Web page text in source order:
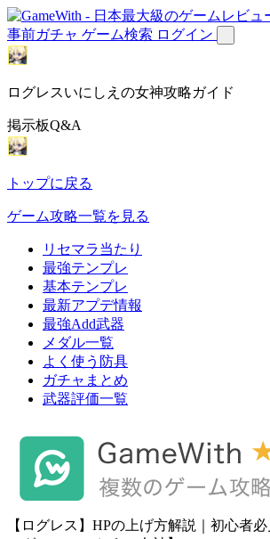
事前ガチャ ゲーム検索 ログイン
ログレスいにしえの女神攻略ガイド
掲示板Q&A
トップに戻る
ゲーム攻略一覧を見る
リセマラ当たり
最強テンプレ
基本テンプレ
最新アプデ情報
最強Add武器
メダル一覧
よく使う防具
ガチャまとめ
武器評価一覧
【ログレス】HPの上げ方解説｜初心者